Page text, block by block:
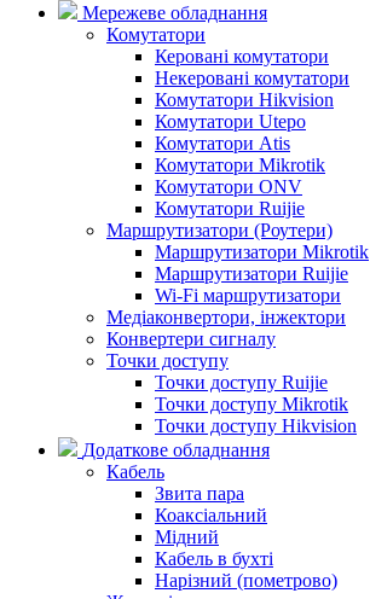
Мережеве обладнання
Комутатори
Керовані комутатори
Некеровані комутатори
Комутатори Hikvision
Комутатори Utepo
Комутатори Atis
Комутатори Mikrotik
Комутатори ONV
Комутатори Ruijie
Маршрутизатори (Роутери)
Маршрутизатори Mikrotik
Маршрутизатори Ruijie
Wi-Fi маршрутизатори
Медіаконвертори, інжектори
Конвертери сигналу
Точки доступу
Точки доступу Ruijie
Точки доступу Mikrotik
Точки доступу Hikvision
Додаткове обладнання
Кабель
Звита пара
Коаксіальний
Мідний
Кабель в бухті
Нарізний (пометрово)